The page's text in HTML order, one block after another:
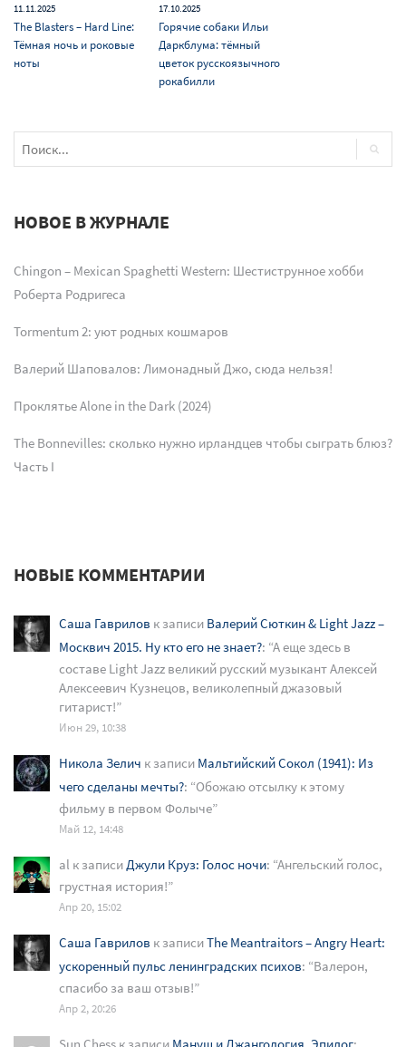
11.11.2025
The Blasters – Hard Line:
Тёмная ночь и роковые
ноты
17.10.2025
Горячие собаки Ильи
Даркблума: тёмный
цветок русскоязычного
рокабилли
НОВОЕ В ЖУРНАЛЕ
Chingon – Mexican Spaghetti Western: Шестиструнное хобби
Роберта Родригеса
Tormentum 2: уют родных кошмаров
Валерий Шаповалов: Лимонадный Джо, сюда нельзя!
Проклятье Alone in the Dark (2024)
The Bonnevilles: сколько нужно ирландцев чтобы сыграть блюз?
Часть I
НОВЫЕ КОММЕНТАРИИ
Саша Гаврилов к записи Валерий Сюткин & Light Jazz –
Москвич 2015. Ну кто его не знает?: “А еще здесь в
составе Light Jazz великий русский музыкант Алексей
Алексеевич Кузнецов, великолепный джазовый
гитарист!”
Июн 29, 10:38
Никола Зелич к записи Мальтийский Сокол (1941): Из
чего сделаны мечты?: “Обожаю отсылку к этому
фильму в первом Фолыче”
Май 12, 14:48
al к записиДжули Круз: Голос ночи: “Ангельский голос,
грустная история!”
Апр 20, 15:02
Саша Гаврилов к записиThe Meantraitors – Angry Heart:
ускоренный пульс ленинградских психов: “Валерон,
спасибо за ваш отзыв!”
Апр 2, 20:26